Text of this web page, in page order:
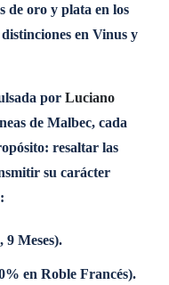
de oro y plata en los
en Vinus y
por Luciano
de Malbec, cada
resaltar las
su carácter
9 Meses).
en Roble Francés).